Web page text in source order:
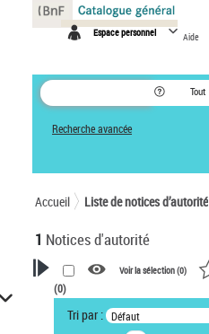
Espace personnel Aide
Tout
Recherche avancée
Accueil Liste de notices d’autorité
1 Notices d'autorité
VOTRE RECHERCHE
Recherche avancée dans les
Voir la sélection (0)
(0)
Tri par : Défaut
Panneau de gestion des cookies